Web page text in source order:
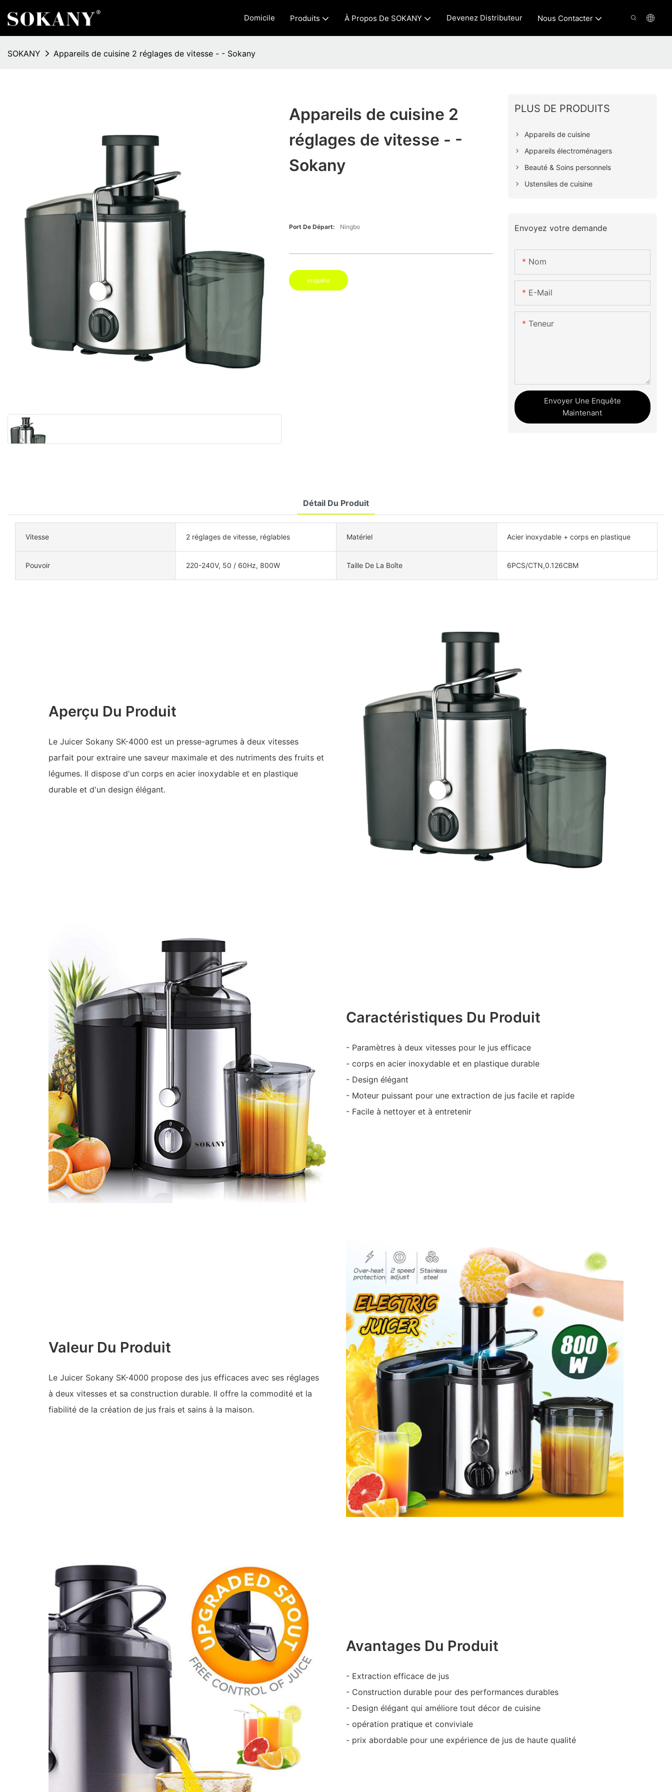
Domicile Produits À Propos De SOKANY Devenez Distributeur Nous Contacter
SOKANY Appareils de cuisine 2 réglages de vitesse - - Sokany
Appareils de cuisine 2
réglages de vitesse - -
Sokany
Port De Départ: Ningbo
enquête
PLUS DE PRODUITS
Appareils de cuisine
Appareils électroménagers
Beauté & Soins personnels
Ustensiles de cuisine
Envoyez votre demande
Nom
E-Mail
Teneur
Envoyer Une Enquête
Maintenant
Détail Du Produit
Vitesse 2 réglages de vitesse, réglables Matériel Acier inoxydable + corps en plastique
Pouvoir 220-240V, 50 / 60Hz, 800W Taille De La Boîte 6PCS/CTN,0.126CBM
Aperçu Du Produit
Le Juicer Sokany SK-4000 est un presse-agrumes à deux vitesses
parfait pour extraire une saveur maximale et des nutriments des fruits et
légumes. Il dispose d'un corps en acier inoxydable et en plastique
durable et d'un design élégant.
Caractéristiques Du Produit
- Paramètres à deux vitesses pour le jus efficace
- corps en acier inoxydable et en plastique durable
- Design élégant
- Moteur puissant pour une extraction de jus facile et rapide
- Facile à nettoyer et à entretenir
Valeur Du Produit
Le Juicer Sokany SK-4000 propose des jus efficaces avec ses réglages
à deux vitesses et sa construction durable. Il offre la commodité et la
fiabilité de la création de jus frais et sains à la maison.
Avantages Du Produit
- Extraction efficace de jus
- Construction durable pour des performances durables
- Design élégant qui améliore tout décor de cuisine
- opération pratique et conviviale
- prix abordable pour une expérience de jus de haute qualité